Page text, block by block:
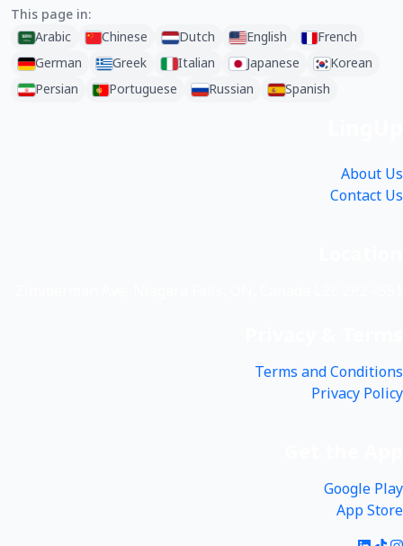
This page in:
Arabic
Chinese Dutch English
French
German
Greek Italian Japanese
Korean
Persian
Portuguese Russian Spanish
About Us
Contact Us
Terms and Conditions
Privacy Policy
Google Play
App Store